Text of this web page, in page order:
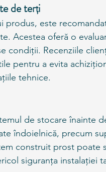
de terți
produs, este
Acestea oferă o
condiții. Recenziile
pentru a evita
tehnice.
de stocare înainte
îndoielnică, precum
construit prost poate
siguranța instalației